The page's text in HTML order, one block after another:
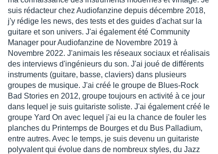
suis rédacteur chez Audiofanzine depuis décembre 2018,
j'y rédige les news, des tests et des guides d'achat sur la
guitare et son univers. J'ai également été Community
Manager pour Audiofanzine de Novembre 2019 à
Novembre 2022. J'animais les réseaux sociaux et réalisais
des interviews d'ingénieurs du son. J'ai joué de différents
instruments (guitare, basse, claviers) dans plusieurs
groupes de musique. J'ai créé le groupe de Blues-Rock
Bad Stories en 2012, groupe toujours en activité à ce jour
dans lequel je suis guitariste soliste. J'ai également créé le
groupe Yard On avec lequel j'ai eu la chance de fouler les
planches du Printemps de Bourges et du Bus Palladium,
entre autres. Avec le temps, je suis devenu un guitariste
polyvalent qui évolue dans de nombreux styles, du Jazz